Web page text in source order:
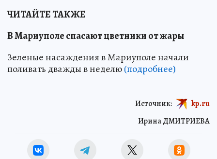
ЧИТАЙТЕ ТАКЖЕ
В Мариуполе спасают цветники от жары
Зеленые насаждения в Мариуполе начали
поливать дважды в неделю(подробнее)
Ирина ДМИТРИЕВА
Источник: kp.ru